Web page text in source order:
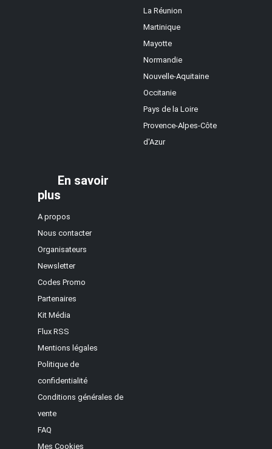
La Réunion
Martinique
Mayotte
Normandie
Nouvelle-Aquitaine
Occitanie
Pays de la Loire
Provence-Alpes-Côte
d'Azur
En savoir
plus
A propos
Nous contacter
Organisateurs
Newsletter
Codes Promo
Partenaires
Kit Média
Flux RSS
Mentions légales
Politique de
confidentialité
Conditions générales de
vente
FAQ
Mes Cookies